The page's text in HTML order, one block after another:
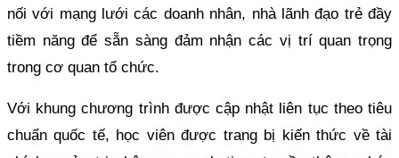
nối với mạng lưới các doanh nhân, nhà lãnh đạo trẻ đầy
tiềm năng để sẵn sàng đảm nhận các vị trí quan trọng
trong cơ quan tổ chức.
Với khung chương trình được cập nhật liên tục theo tiêu
chuẩn quốc tế, học viên được trang bị kiến thức về tài